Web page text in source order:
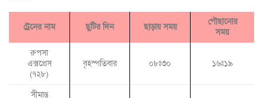
ট্রেনের নাম ছুটির দিন ছাড়ায় সময়
পৌছানোর
সময়
রুপসা
এক্সপ্রেস
(৭২৮)
বৃহস্পতিবার ০৮ঃ৩০ ১৬ঃ১৯
সীমান্ত